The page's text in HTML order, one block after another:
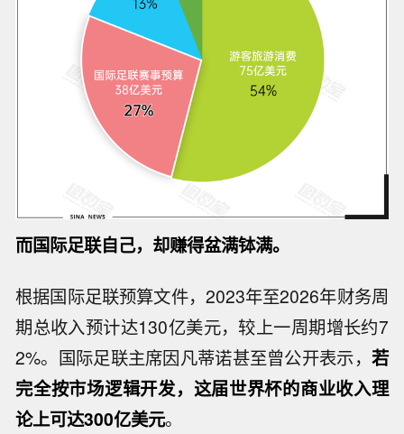
而国际足联自己，却赚得盆满钵满。
根据国际足联预算文件，2023年至2026年财务周
期总收入预计达130亿美元，较上一周期增长约7
2%。国际足联主席因凡蒂诺甚至曾公开表示， 若
完全按市场逻辑开发，这届世界杯的商业收入理
论上可达300亿美元。